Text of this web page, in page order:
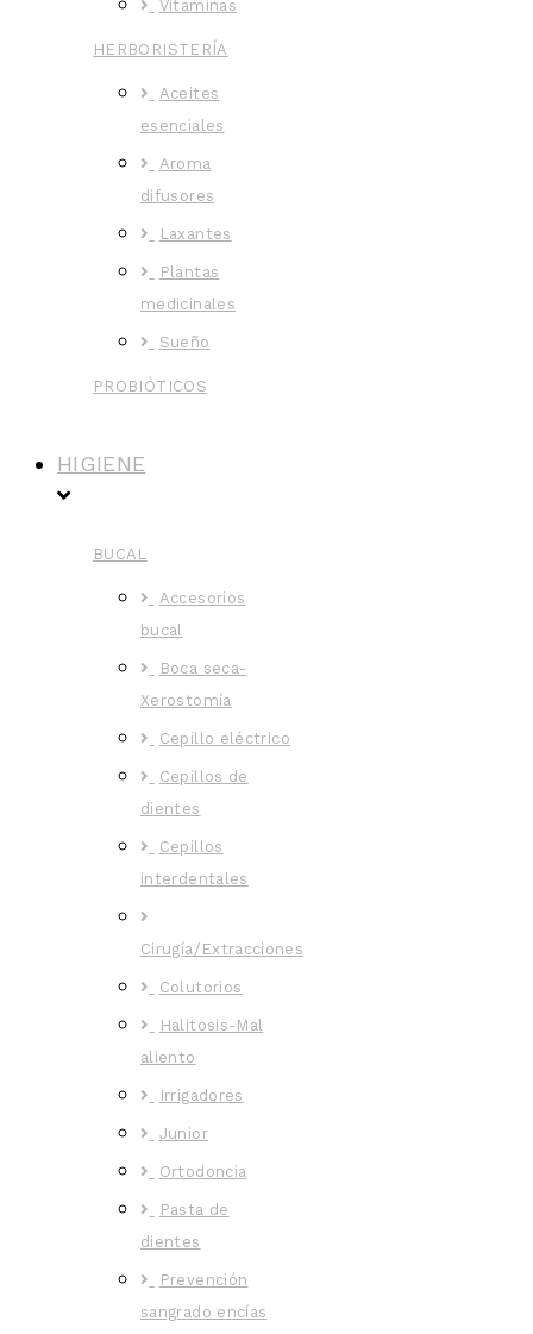
Vitaminas
HERBORISTERÍA
Aceites
esenciales
Aroma
difusores
Laxantes
Plantas
medicinales
Sueño
PROBIÓTICOS
HIGIENE
BUCAL
Accesorios
bucal
Boca seca-
Xerostomía
Cepillo eléctrico
Cepillos de
dientes
Cepillos
interdentales
Cirugía/Extracciones
Colutorios
Halitosis-Mal
aliento
Irrigadores
Junior
Ortodoncia
Pasta de
dientes
Prevención
sangrado encías